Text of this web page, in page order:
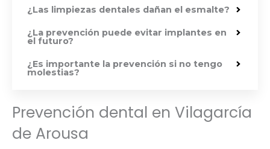
¿Las limpiezas dentales dañan el esmalte?
¿La prevención puede evitar implantes en
el futuro?
¿Es importante la prevención si no tengo
molestias?
Prevención dental en Vilagarcía
de Arousa